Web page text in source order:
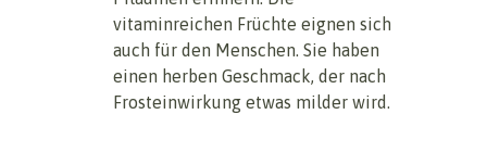
vitaminreichen Früchte eignen sich
auch für den Menschen. Sie haben
einen herben Geschmack, der nach
Frosteinwirkung etwas milder wird.